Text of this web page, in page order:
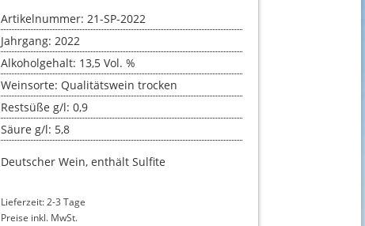
Artikelnummer: 21-SP-2022
Jahrgang: 2022
Alkoholgehalt: 13,5 Vol. %
Weinsorte: Qualitätswein trocken
Restsüße g/l: 0,9
Säure g/l: 5,8
Deutscher Wein, enthält Sulfite
Lieferzeit: 2-3 Tage
Preise inkl. MwSt.